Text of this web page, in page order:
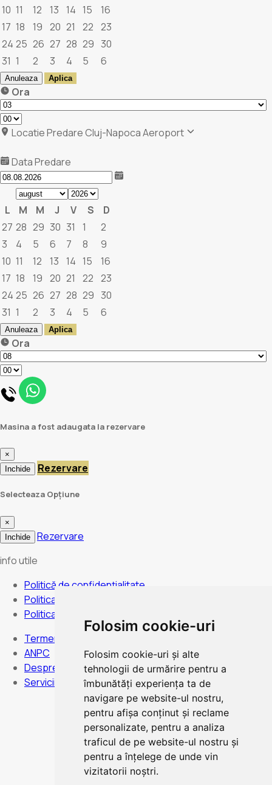
Folosim cookie-uri
Folosim cookie-uri și alte
tehnologii de urmărire pentru a
îmbunătăți experiența ta de
navigare pe website-ul nostru,
pentru afișa conținut și reclame
personalizate, pentru a analiza
traficul de pe website-ul nostru și
pentru a înțelege de unde vin
vizitatorii noștri.
10 11 12 13 14 15
16
17 18 19 20 21 22 23
24 25 26 27 28 29 30
31 1 2 3 4 5 6
Anuleaza Aplica
Ora
Locatie PredareCluj-Napoca Aeroport
Data Predare
L M M J V S
D
27 28 29 30 31 1
2
3
4 5 6 7 8
9
10 11 12 13 14 15
16
17 18 19 20 21 22 23
24 25 26 27 28 29 30
31 1 2 3 4 5 6
Anuleaza Aplica
Ora
Masina a fost adaugata la rezervare
×
Inchide
Rezervare
Selecteaza Opțiune
×
Inchide
Rezervare
info utile
Politică de confidențialitate
Politica de anulare
Politica de cookies
Termeni și condiții
ANPC
Despre noi
Servicii
Program:Luni duminica - Non stop